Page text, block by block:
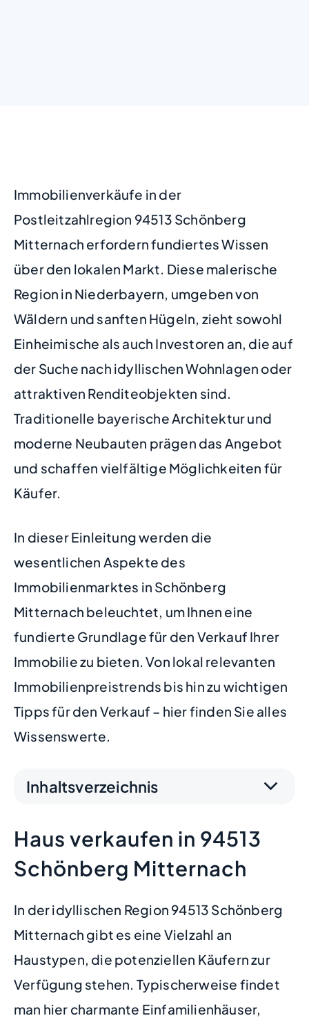
Immobilienverkäufe in der
Postleitzahlregion 94513 Schönberg
Mitternach erfordern fundiertes Wissen
über den lokalen Markt. Diese malerische
Region in Niederbayern, umgeben von
Wäldern und sanften Hügeln, zieht sowohl
Einheimische als auch Investoren an, die auf
der Suche nach idyllischen Wohnlagen oder
attraktiven Renditeobjekten sind.
Traditionelle bayerische Architektur und
moderne Neubauten prägen das Angebot
und schaffen vielfältige Möglichkeiten für
Käufer.
In dieser Einleitung werden die
wesentlichen Aspekte des
Immobilienmarktes in Schönberg
Mitternach beleuchtet, um Ihnen eine
fundierte Grundlage für den Verkauf Ihrer
Immobilie zu bieten. Von lokal relevanten
Immobilienpreistrends bis hin zu wichtigen
Tipps für den Verkauf – hier finden Sie alles
Wissenswerte.
Inhaltsverzeichnis
Haus verkaufen in 94513
Schönberg Mitternach
In der idyllischen Region 94513 Schönberg
Mitternach gibt es eine Vielzahl an
Haustypen, die potenziellen Käufern zur
Verfügung stehen. Typischerweise findet
man hier charmante Einfamilienhäuser,